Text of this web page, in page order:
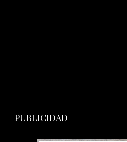
PUBLICIDAD